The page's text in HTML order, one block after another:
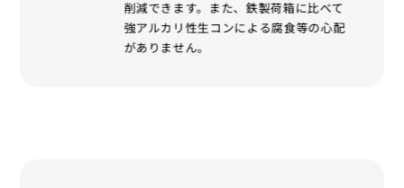
削減できます。また、鉄製荷箱に比べて
強アルカリ性生コンによる腐食等の心配
がありません。